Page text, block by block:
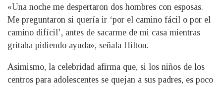
«Una noche me despertaron dos hombres con esposas.
Me preguntaron si quería ir ‘por el camino fácil o por el
camino difícil’, antes de sacarme de mi casa mientras
gritaba pidiendo ayuda», señala Hilton.
Asimismo, la celebridad afirma que, si los niños de los
centros para adolescentes se quejan a sus padres, es poco